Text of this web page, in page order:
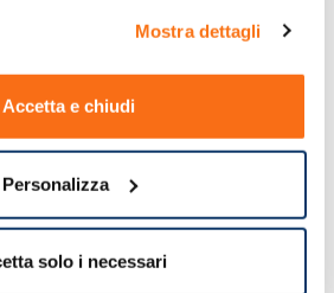
Mostra dettagli
Accetta e chiudi
Personalizza
solo i necessari